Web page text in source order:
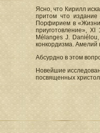
Ясно, что Кирилл
притом что издание
Порфирием в «Жизни
приуготовление»,
Mélanges J.
конкордизма. Амелий
Абсурдно в этом
Новейшие
посвященных